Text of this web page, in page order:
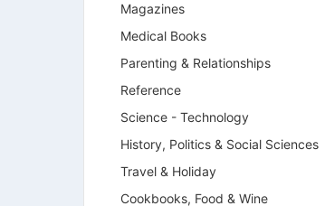
Magazines
Medical Books
Parenting & Relationships
Reference
Science - Technology
History, Politics & Social Sciences
Travel & Holiday
Cookbooks, Food & Wine